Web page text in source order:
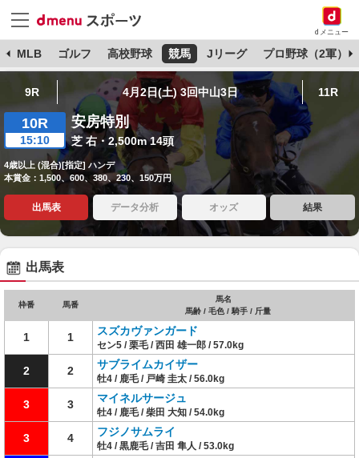
dメニュー
MLB ゴルフ 高校野球 競馬 Jリーグ プロ野球（2軍）
9R 4月2日(土) 3回中山3日 11R
10R
15:10
安房特別
芝 右・2,500m 14頭
4歳以上 (混合)[指定] ハンデ
本賞金：1,500、600、380、230、150万円
出馬表 データ分析 オッズ 結果
出馬表
枠番 馬番
馬名
馬齢 / 毛色 / 騎手 / 斤量
1 1 スズカヴァンガード
セン5 / 栗毛 / 西田 雄一郎 / 57.0kg
2 2 サブライムカイザー
牡4 / 鹿毛 / 戸崎 圭太 / 56.0kg
3 3 マイネルサージュ
牡4 / 鹿毛 / 柴田 大知 / 54.0kg
3 4 フジノサムライ
牡4 / 黒鹿毛 / 吉田 隼人 / 53.0kg